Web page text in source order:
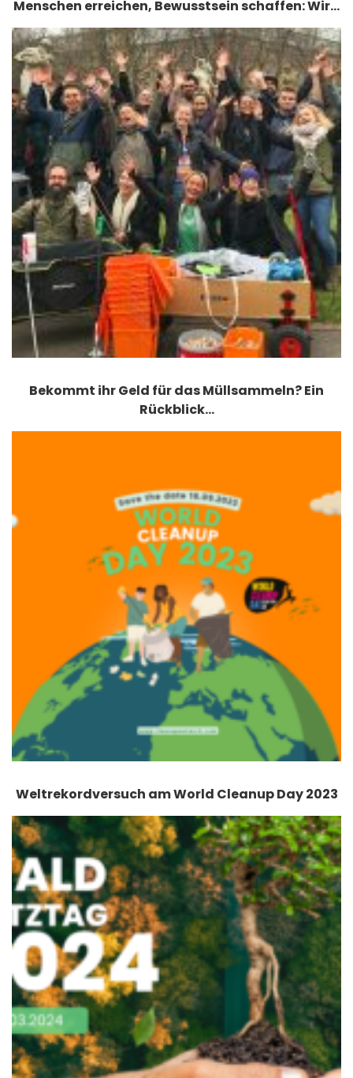
Menschen erreichen, Bewusstsein schaffen: Wir…
Bekommt ihr Geld für das Müllsammeln? Ein
Rückblick…
Weltrekordversuch am World Cleanup Day 2023